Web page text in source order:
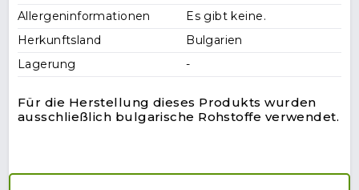
Allergeninformationen
Es gibt keine.
Herkunftsland
Bulgarien
Lagerung
-
Für die Herstellung dieses Produkts wurden
ausschließlich bulgarische Rohstoffe verwendet.